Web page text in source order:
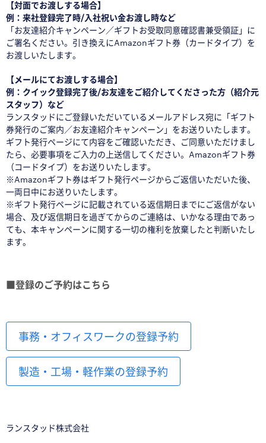
【対面でお渡しする場合】
例：来社登録完了時/入社祝い金お渡し時など
「お友達紹介キャンペーン／ギフトお受取同意確認書兼受領証」に
ご署名ください。引き換えにAmazonギフト券（カードタイプ）を
お渡しいたします。
【メールにてお渡しする場合】
例：クイック登録完了後/お友達をご紹介してくださった方（紹介元
スタッフ）など
ランスタッドにご登録いただいているメールアドレス宛に「ギフト
券発行のご案内／お友達紹介キャンペーン」をお送りいたします。
ギフト発行ページにて内容をご確認いただき、ご同意いただけまし
たら、必要事項をご入力の上送信してください。Amazonギフト券
（コードタイプ）をお送りいたします。
※Amazonギフト券はギフト発行ページからご返信いただいた後、
一両日中にお送りいたします。
※ギフト発行ページに記載されている返信期日までにご返信がない
場合、及び返信期日を過ぎてからのご連絡は、いかなる理由であっ
ても、本キャンペーンに関する一切の権利を放棄したと判断いたし
ます。
■登録のご予約はこちら
事務・オフィスワークの登録予約
製造・工場・軽作業の登録予約
ランスタッド株式会社